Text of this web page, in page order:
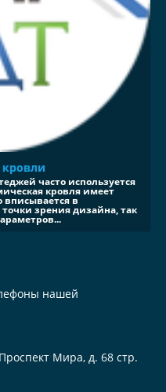
часто используется
кровля имеет
в
зрения дизайна, так
нашей
Мира, д. 68 стр.